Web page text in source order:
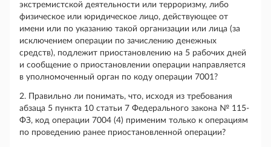
экстремистской деятельности или терроризму, либо
физическое или юридическое лицо, действующее от
имени или по указанию такой организации или лица (за
исключением операции по зачислению денежных
средств), подлежит приостановлению на 5 рабочих дней
и сообщение о приостановлении операции направляется
в уполномоченный орган по коду операции 7001?
2. Правильно ли понимать, что, исходя из требования
абзаца 5 пункта 10 статьи 7 Федерального закона № 115-
ФЗ, код операции 7004 (4) применим только к операциям
по проведению ранее приостановленной операции?